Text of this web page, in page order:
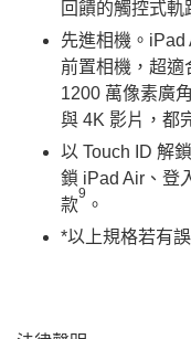
回饋的觸控式軌
先進相機。iPad
前置相機，超適
1200 萬像素廣
與 4K 影片，都
以 Touch ID 解
鎖 iPad Air、登
款
9
。
*以上規格若有